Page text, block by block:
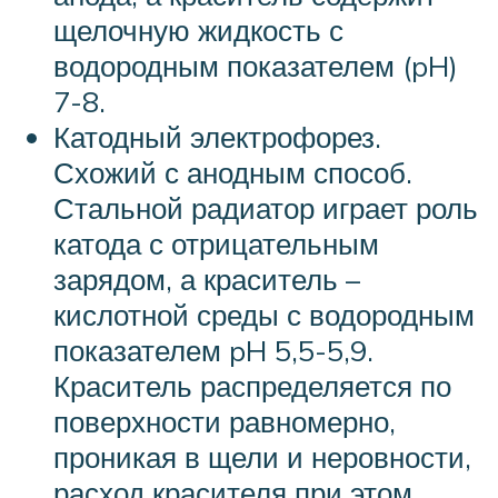
щелочную жидкость с
водородным показателем (pH)
7-8.
Катодный электрофорез.
Схожий с анодным способ.
Стальной радиатор играет роль
катода с отрицательным
зарядом, а краситель –
кислотной среды с водородным
показателем pH 5,5-5,9.
Краситель распределяется по
поверхности равномерно,
проникая в щели и неровности,